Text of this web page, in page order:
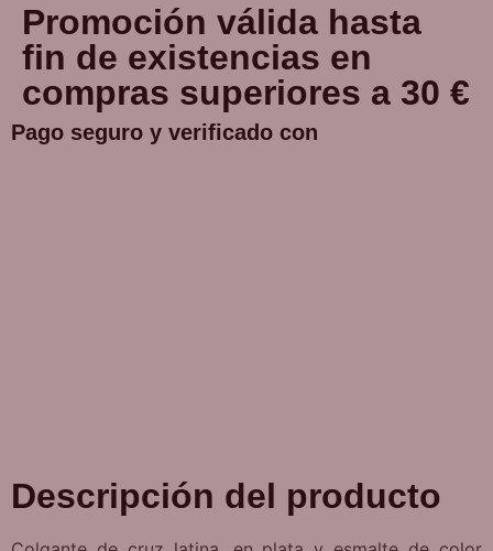
Promoción válida hasta
fin de existencias en
compras superiores a 30 €
Pago seguro y verificado con
Descripción del producto